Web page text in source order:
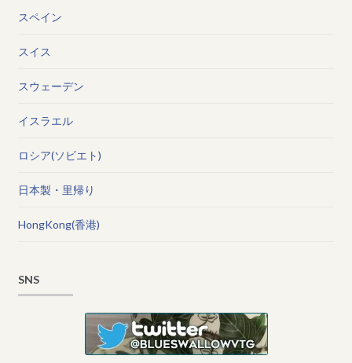
スペイン
スイス
スウェーデン
イスラエル
ロシア(ソビエト)
日本製・里帰り
HongKong(香港)
SNS